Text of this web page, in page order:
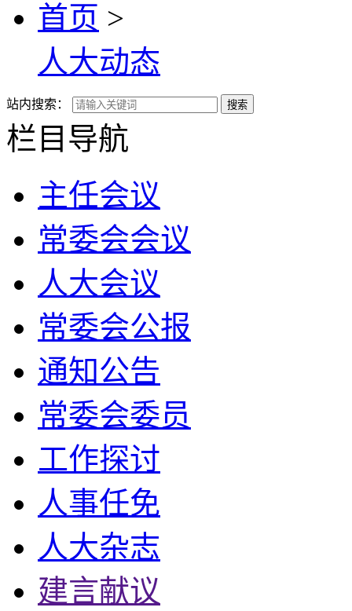
首页 >
人大动态
站内搜索： 搜索
栏目导航
主任会议
常委会会议
人大会议
常委会公报
通知公告
常委会委员
工作探讨
人事任免
人大杂志
建言献议